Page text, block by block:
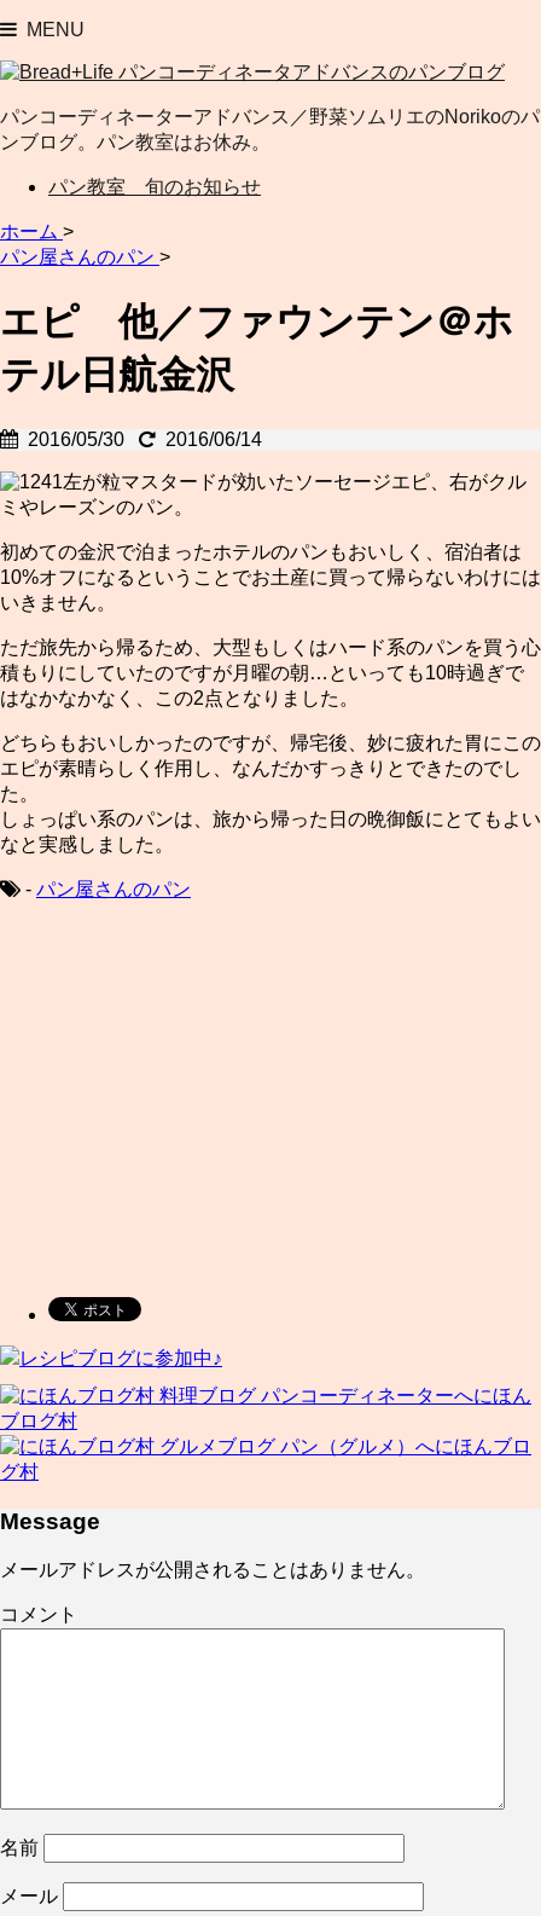
MENU
パンコーディネーターアドバンス／野菜ソムリエのNorikoのパ
ンブログ。パン教室はお休み。
パン教室 旬のお知らせ
ホーム >
パン屋さんのパン >
エピ 他／ファウンテン＠ホ
テル日航金沢
2016/05/30 2016/06/14
左が粒マスタードが効いたソーセージエピ、右がクル
ミやレーズンのパン。
初めての金沢で泊まったホテルのパンもおいしく、宿泊者は
10%オフになるということでお土産に買って帰らないわけには
いきません。
ただ旅先から帰るため、大型もしくはハード系のパンを買う心
積もりにしていたのですが月曜の朝…といっても10時過ぎで
はなかなかなく、この2点となりました。
どちらもおいしかったのですが、帰宅後、妙に疲れた胃にこの
エピが素晴らしく作用し、なんだかすっきりとできたのでし
た。
しょっぱい系のパンは、旅から帰った日の晩御飯にとてもよい
なと実感しました。
- パン屋さんのパン
レシピブログに参加中♪
にほん
ブログ村
にほんブロ
グ村
Message
メールアドレスが公開されることはありません。
コメント
名前
メール